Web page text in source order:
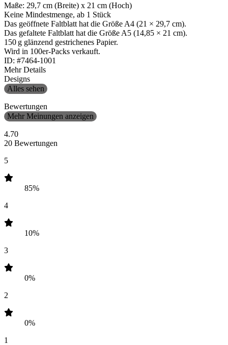
Maße: 29,7 cm (Breite) x 21 cm (Hoch)
Keine Mindestmenge, ab 1 Stück
Das geöffnete Faltblatt hat die Größe A4 (21 × 29,7 cm).
Das gefaltete Faltblatt hat die Größe A5 (14,85 × 21 cm).
150 g glänzend gestrichenes Papier.
Wird in 100er-Packs verkauft.
ID: #7464-1001
Mehr Details
Designs
Alles sehen
Bewertungen
Mehr Meinungen anzeigen
4.70
20 Bewertungen
5
85%
4
10%
3
0%
2
0%
1